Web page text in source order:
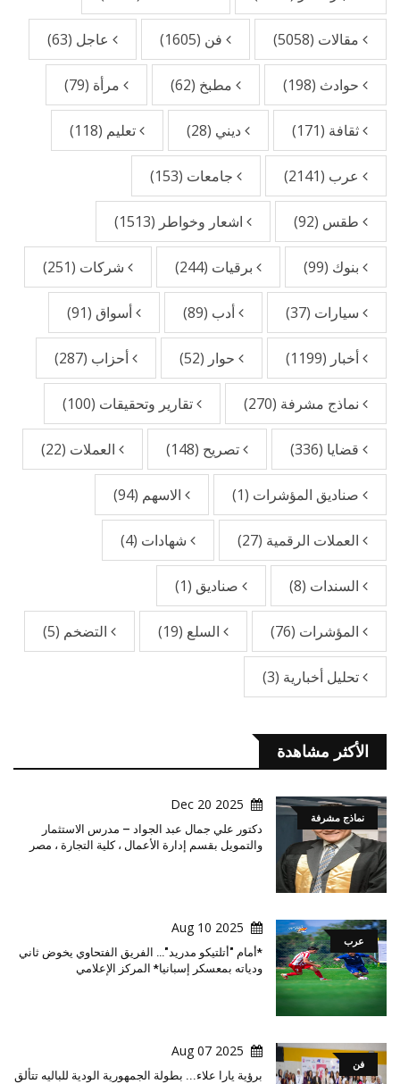
مقالات (5058) فن (1605) عاجل (63)
حوادث (198) مطبخ (62) مرأة (79)
ثقافة (171) ديني (28) تعليم (118)
عرب (2141) جامعات (153)
طقس (92) اشعار وخواطر (1513)
بنوك (99) برقيات (244) شركات (251)
سيارات (37) أدب (89) أسواق (91)
أخبار (1199) حوار (52) أحزاب (287)
نماذج مشرفة (270) تقارير وتحقيقات (100)
قضايا (336) تصريح (148) العملات (22)
صناديق المؤشرات (1) الاسهم (94)
العملات الرقمية (27) شهادات (4)
السندات (8) صناديق (1)
المؤشرات (76) السلع (19) التضخم (5)
تحليل أخبارية (3)
الأكثر مشاهدة
نماذج مشرفة
2025 Dec 20
دكتور علي جمال عبد الجواد – مدرس الاستثمار
والتمويل بقسم إدارة الأعمال ، كلية التجارة ، مصر
عرب
2025 Aug 10
*أمام "أتلتيكو مدريد"… الفريق الفتحاوي يخوض ثاني
ودياته بمعسكر إسبانيا* المركز الإعلامي
فن
2025 Aug 07
برؤية يارا علاء... بطولة الجمهورية الودية للباليه تتألق